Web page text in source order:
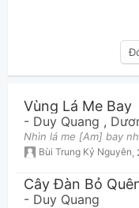
Vùng Lá Me Bay
- Duy Quang ,
Bùi Trung Kỷ Nguyên 20
Cây Đàn Bỏ
- Duy Quang